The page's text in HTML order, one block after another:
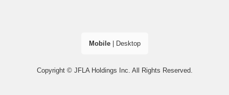
Mobile| Desktop
Copyright © JFLA Holdings Inc. All Rights Reserved.